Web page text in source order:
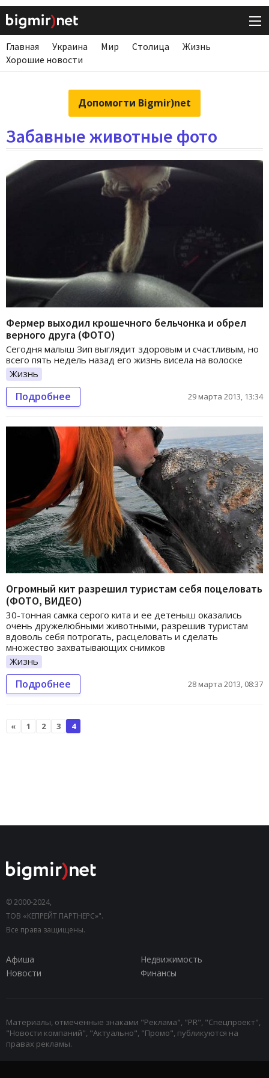
Главная Украина Мир Столица
Жизнь
Хорошие новости
Допомогти Bigmir)net
Забавные животные фото
Фермер выходил крошечного бельчонка и обрел
верного друга (ФОТО)
Сегодня малыш Зип выглядит здоровым и счастливым, но
всего пять недель назад его жизнь висела на волоске
Жизнь
Подробнее 29 марта 2013, 13:34
Огромный кит разрешил туристам себя поцеловать
(ФОТО, ВИДЕО)
30-тонная самка серого кита и ее детеныш оказались
очень дружелюбными животными, разрешив туристам
вдоволь себя потрогать, расцеловать и сделать
множество захватывающих снимков
Жизнь
Подробнее 28 марта 2013, 08:37
« 1 2 3 4
© 2000-2024,
ТОВ «КЕПРЕЙТ ПАРТНЕРС»".
Все права защищены.
Афиша
Недвижимость
Новости
Финансы
Материалы, отмеченные знаками "Реклама", "PR", "Спецпроект",
"Новости компаний", "Актуально", "Промо", публикуются на
правах рекламы.